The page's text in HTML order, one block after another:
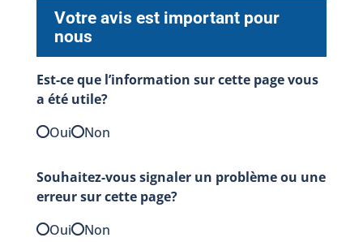
Votre avis est important pour
nous
Est-ce que l’information sur cette page vous
a été utile?
Oui
Non
Souhaitez-vous signaler un problème ou une
erreur sur cette page?
Oui
Non